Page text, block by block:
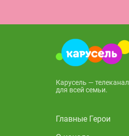
Карусель — телеканал
для всей семьи.
Главные Герои